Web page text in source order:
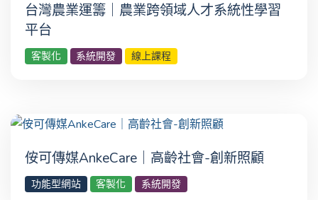
台灣農業運籌｜農業跨領域人才系統性學習
平台
客製化 系統開發 線上課程
侒可傳媒AnkeCare｜高齡社會-創新照顧
功能型網站 客製化 系統開發